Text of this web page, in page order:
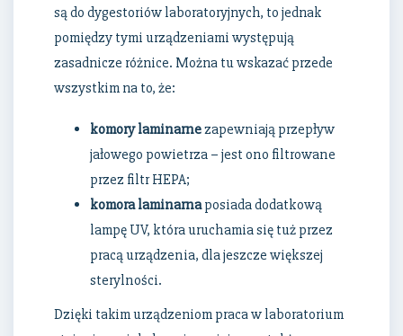
są do dygestoriów laboratoryjnych, to jednak
pomiędzy tymi urządzeniami występują
zasadnicze różnice. Można tu wskazać przede
wszystkim na to, że:
komory laminarnezapewniają przepływ
jałowego powietrza – jest ono filtrowane
przez filtr HEPA;
komora laminarnaposiada dodatkową
lampę UV, która uruchamia się tuż przez
pracą urządzenia, dla jeszcze większej
sterylności.
Dzięki takim urządzeniom praca w laboratorium